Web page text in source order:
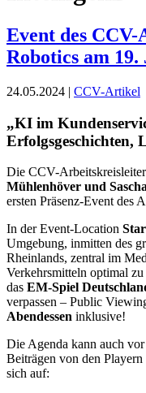
Event des
Robotics am
24.05.2024 | CCV-Artikel
„KI im
Erfolgsgeschichten,
Die CCV-
Mühlenhöver und
ersten Präsenz-Event des
In der Event-Location
Umgebung, inmitten des
Rheinlands, zentral im
Verkehrsmitteln optimal
das EM-Spiel
verpassen – Public
Abendessen inklusive!
Die Agenda kann auch
Beiträgen von den
sich auf: